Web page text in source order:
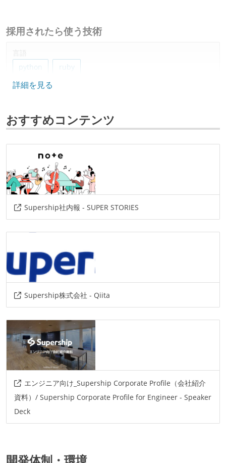
採用されたら使う技術
言語
python
ruby
データベース
ソースコード管理
git
プロジェクト管理
github
情報共有ツール
slack
claude
その他
elasticsearch
spark
詳細を見る
おすすめコンテンツ
Supership社内報 - SUPER STORIES
Supership株式会社 - Qiita
エンジニア向け_Supership Corporate Profile（会社紹介
資料）/ Supership Corporate Profile for Engineer - Speaker
Deck